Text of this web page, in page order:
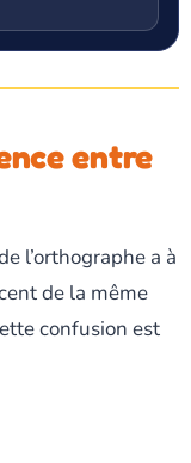
entre
l’orthographe a à
de la même
confusion est